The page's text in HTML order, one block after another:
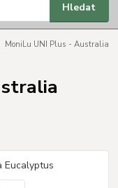
Hledat
MoniLu UNI Plus - Australia